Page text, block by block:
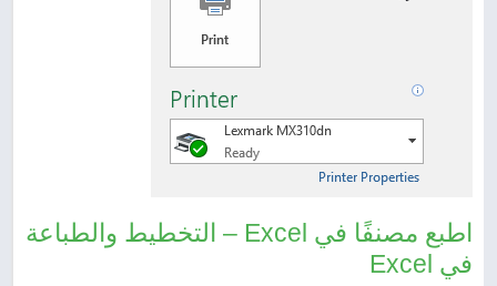
اطبع مصنفًا في Excel – التخطيط والطباعة
في Excel